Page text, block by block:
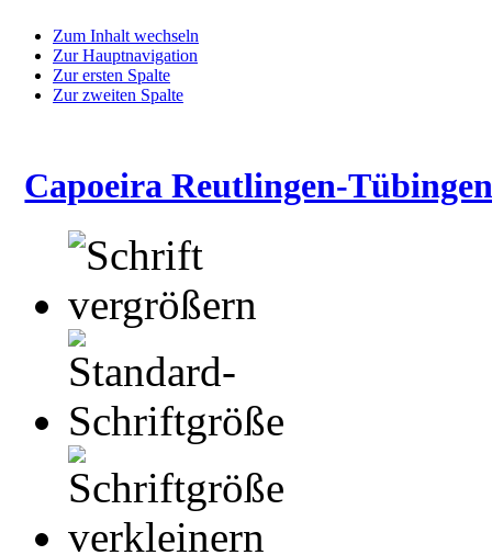
Zum Inhalt wechseln
Zur Hauptnavigation
Zur ersten Spalte
Zur zweiten Spalte
Capoeira Reutlingen-